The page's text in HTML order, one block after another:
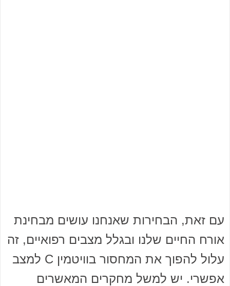
עם זאת, הבחירות שאנחנו עושים מבחינת
אורח החיים שלנו ובגלל מצבים רפואיים, זה
עלול להפוך את המחסור בוויטמין C למצב
אפשרי. יש למשל מחקרים המאשרים